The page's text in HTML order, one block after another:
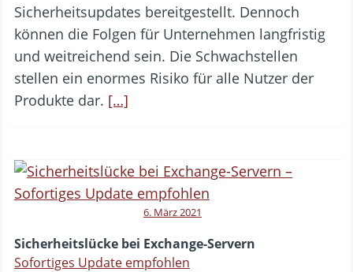
Sicherheitsupdates bereitgestellt. Dennoch
können die Folgen für Unternehmen langfristig
und weitreichend sein. Die Schwachstellen
stellen ein enormes Risiko für alle Nutzer der
Produkte dar. […]
6. März 2021
Sicherheitslücke bei Exchange-Servern
Sofortiges Update empfohlen